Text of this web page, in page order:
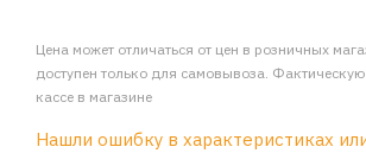
Цена может отличаться от цен в розничных
доступен только для самовывоза. Фактическую
кассе в магазине
Нашли ошибку в характеристиках